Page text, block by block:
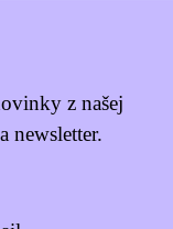
z našej
newsletter.